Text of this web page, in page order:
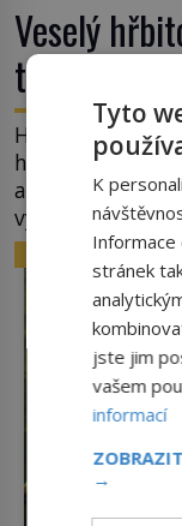
Veselý
třou
Hřbitov jako
hrobovými
a vědomí
výjimky, kde
kapesníky nikoli
pohledu na výši
v
hřbitov, který si
v rumunské
ZAJÍMAVOSTI
Tyto
K
Informace
stránek
jste jim
vašem
informací
→